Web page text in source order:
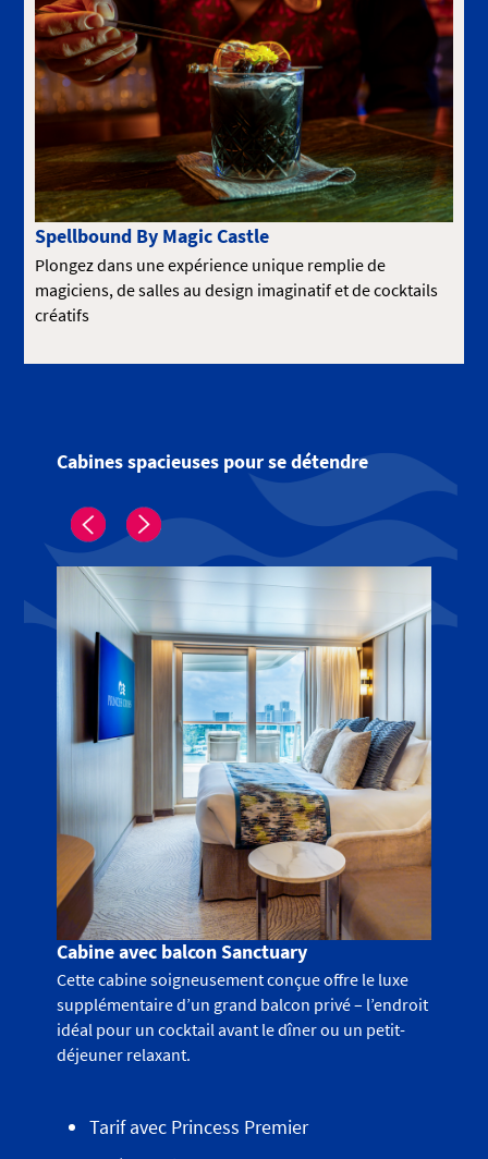
Spellbound By Magic Castle
Plongez dans une expérience unique remplie de
magiciens, de salles au design imaginatif et de cocktails
créatifs
Cabines spacieuses pour se détendre
Cabine avec balcon Sanctuary
Cette cabine soigneusement conçue offre le luxe
supplémentaire d’un grand balcon privé – l’endroit
idéal pour un cocktail avant le dîner ou un petit-
déjeuner relaxant.
Tarif avec Princess Premier